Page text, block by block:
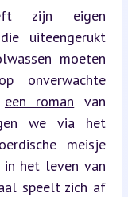
zijn eigen
uiteengerukt
moeten
onverwachte
een roman van
we via het
meisje
in het leven van
speelt zich af